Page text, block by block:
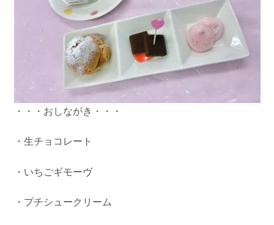
・・・おしながき・・・
・生チョコレート
・いちごギモーヴ
・プチシュークリーム